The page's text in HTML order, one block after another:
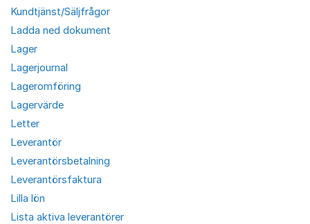
Kundtjänst/Säljfrågor
Ladda ned dokument
Lager
Lagerjournal
Lageromföring
Lagervärde
Letter
Leverantör
Leverantörsbetalning
Leverantörsfaktura
Lilla lön
Lista aktiva leverantörer